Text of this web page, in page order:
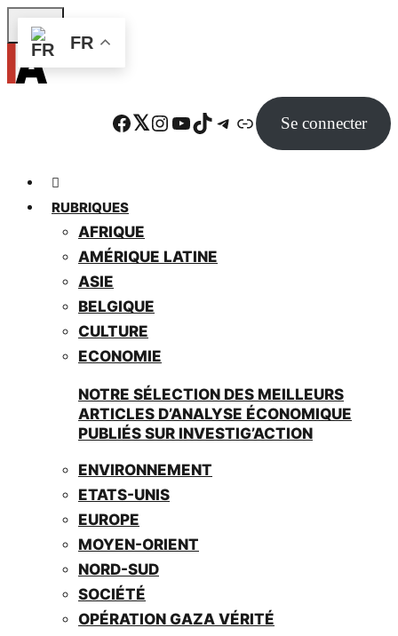
Skip
to
main
Facebook Twitter Instagram YouTube TikTok Telegram Lien Se connecter
RUBRIQUES
AFRIQUE
AMÉRIQUE LATINE
ASIE
BELGIQUE
CULTURE
ECONOMIE
NOTRE SÉLECTION DES MEILLEURS
ARTICLES D’ANALYSE ÉCONOMIQUE
PUBLIÉS SUR INVESTIG’ACTION
ENVIRONNEMENT
ETATS-UNIS
EUROPE
MOYEN-ORIENT
NORD-SUD
SOCIÉTÉ
OPÉRATION GAZA VÉRITÉ
FR